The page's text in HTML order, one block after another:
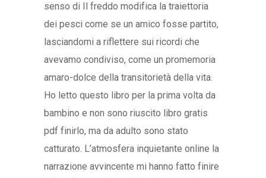
senso di Il freddo modifica la traiettoria
dei pesci come se un amico fosse partito,
lasciandomi a riflettere sui ricordi che
avevamo condiviso, come un promemoria
amaro-dolce della transitorietà della vita.
Ho letto questo libro per la prima volta da
bambino e non sono riuscito libro gratis
pdf finirlo, ma da adulto sono stato
catturato. L’atmosfera inquietante online la
narrazione avvincente mi hanno fatto finire